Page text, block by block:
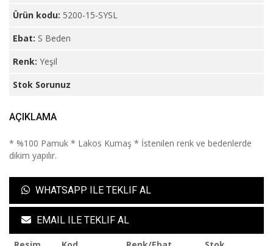
Ürün kodu: 5200-15-SYSL
Ebat: S Beden
Renk: Yeşil
Stok Sorunuz
AÇIKLAMA
* %100 Pamuk * Lakos Kumaş * İstenilen renk ve bedenlerde
dikim yapılır.
WHATSAPP ILE TEKLIF AL
EMAIL ILE TEKLIF AL